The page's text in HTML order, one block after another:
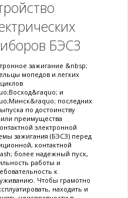
БЭСЗ
зажигание &nbsp;
мопедов и легких
и
последних
по достоинству
преимущества
электронной
зажигания (БЭСЗ) перед
контактной
более надежный пуск,
работы и
к
Чтобы грамотно
находить и